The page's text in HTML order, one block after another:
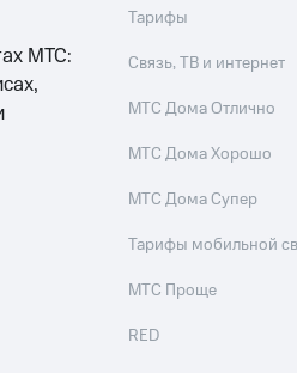
МТС:
Тарифы
Связь, ТВ и интернет
МТС Дома Отлично
МТС Дома Хорошо
МТС Дома Супер
Тарифы мобильной
МТС Проще
RED